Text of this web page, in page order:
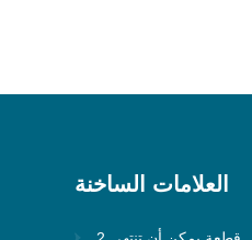
العلامات الساخنة